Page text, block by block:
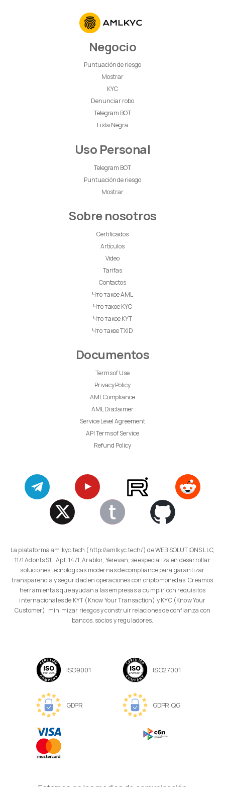
Negocio
Puntuación de riesgo
Mostrar
KYC
Denunciar robo
Telegram BOT
Lista Negra
Uso Personal
Telegram BOT
Puntuación de riesgo
Mostrar
Sobre nosotros
Certificados
Artículos
Video
Tarifas
Contactos
Что такое AML
Что такое KYC
Что такое KYT
Что такое TXID
Documentos
Terms of Use
Privacy Policy
AML Compliance
AML Disclaimer
Service Level Agreement
API Terms of Service
Refund Policy
La plataforma amlkyc.tech (http://amlkyc.tech/) de WEB SOLUTIONS LLC,
11/1 Adonts St., Apt. 14/1, Arabkir, Yerevan, se especializa en desarrollar
soluciones tecnologicas modernas de compliance para garantizar
transparencia y seguridad en operaciones con criptomonedas. Creamos
herramientas que ayudan a las empresas a cumplir con requisitos
internacionales de KYT (Know Your Transaction) y KYC (Know Your
Customer), minimizar riesgos y construir relaciones de confianza con
bancos, socios y reguladores.
ISO9001 ISO27001
GDPR GDPR QG